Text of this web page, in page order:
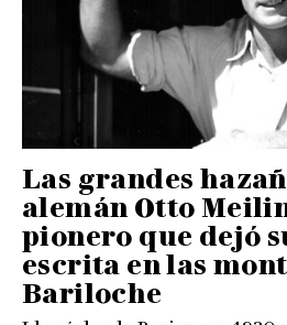
Las grandes
alemán Otto
pionero que dejó
escrita en las
Bariloche